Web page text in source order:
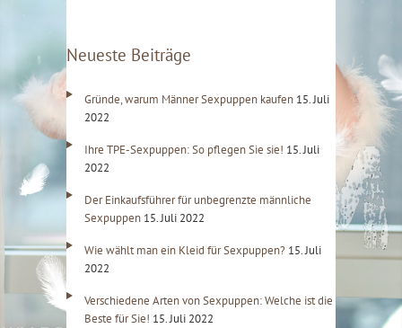
Neueste Beiträge
Gründe, warum Männer Sexpuppen kaufen 15. Juli
2022
Ihre TPE-Sexpuppen: So pflegen Sie sie! 15. Juli
2022
Der Einkaufsführer für unbegrenzte männliche
Sexpuppen 15. Juli 2022
Wie wählt man ein Kleid für Sexpuppen? 15. Juli
2022
Verschiedene Arten von Sexpuppen: Welche ist die
Beste für Sie! 15. Juli 2022